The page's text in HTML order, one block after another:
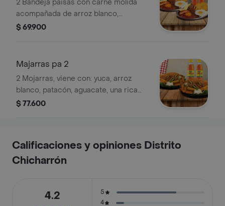
2 Bandeja paisas con carne molida
acompañada de arroz blanco,
patacón, huevo, arepita, paisa chorizo,
$ 69.900
Majarras pa 2
2 Mojarras, viene con: yuca, arroz
blanco, patacón, aguacate, una rica
ensalada, limón + 2 gaseosa pet 400
$ 77.600
Calificaciones y opiniones Distrito
Chicharrón
4.2
5
4